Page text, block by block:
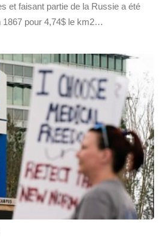
et faisant partie de la Russie a été
pour 4,74$ le km2…